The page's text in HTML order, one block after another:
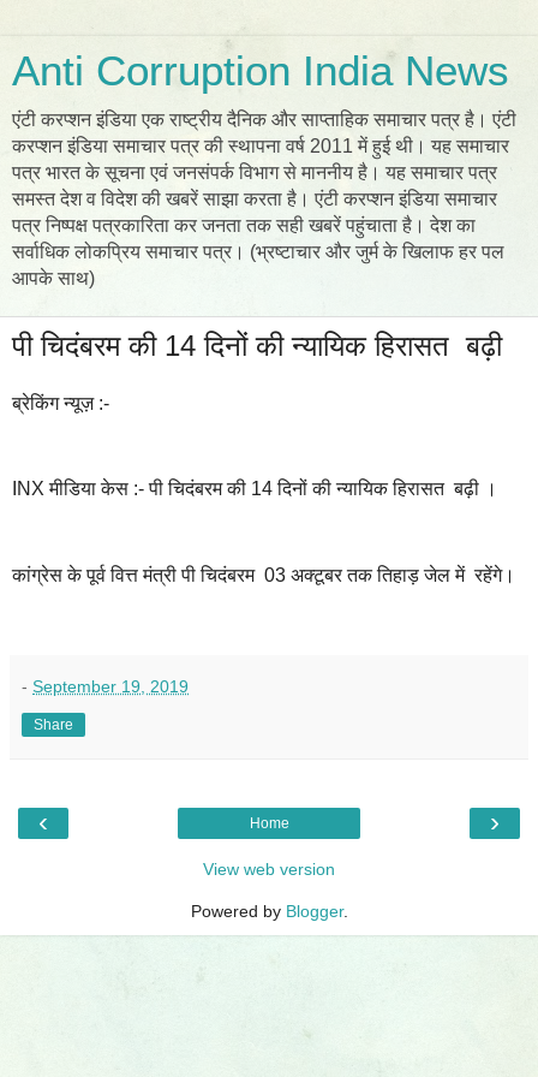
Anti Corruption India News
एंटी करप्शन इंडिया एक राष्ट्रीय दैनिक और साप्ताहिक समाचार पत्र है। एंटी
करप्शन इंडिया समाचार पत्र की स्थापना वर्ष 2011 में हुई थी। यह समाचार
पत्र भारत के सूचना एवं जनसंपर्क विभाग से माननीय है। यह समाचार पत्र
समस्त देश व विदेश की खबरें साझा करता है। एंटी करप्शन इंडिया समाचार
पत्र निष्पक्ष पत्रकारिता कर जनता तक सही खबरें पहुंचाता है। देश का
सर्वाधिक लोकप्रिय समाचार पत्र। (भ्रष्टाचार और जुर्म के खिलाफ हर पल
आपके साथ)
पी चिदंबरम की 14 दिनों की न्यायिक हिरासत बढ़ी
ब्रेकिंग न्यूज़ :-
INX मीडिया केस :- पी चिदंबरम की 14 दिनों की न्यायिक हिरासत बढ़ी ।
कांग्रेस के पूर्व वित्त मंत्री पी चिदंबरम 03 अक्टूबर तक तिहाड़ जेल में रहेंगे।
- September 19, 2019
Share
‹ ›
Home
View web version
Powered by Blogger.